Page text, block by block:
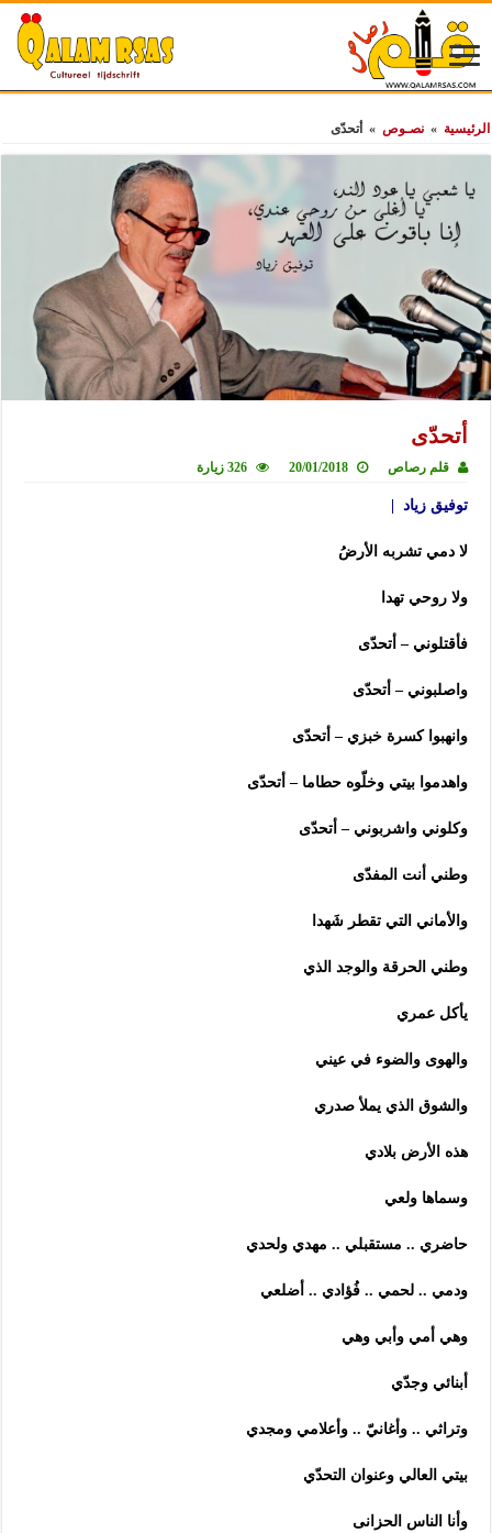
الرئيسية » نصـوص » أتحدّى
أتحدّى
قلم رصاص 20/01/2018 326 زيارة
توفيق زياد |
لا دمي تشربه الأرضُ
ولا روحي تهدا
فأقتلوني – أتحدّى
واصلبوني – أتحدّى
وانهبوا كسرة خبزي – أتحدّى
واهدموا بيتي وخلّوه حطاما – أتحدّى
وكلوني واشربوني – أتحدّى
وطني أنت المفدّى
والأماني التي تقطر شَهدا
وطني الحرقة والوجد الذي
يأكل عمري
والهوى والضوء في عيني
والشوق الذي يملأ صدري
هذه الأرض بلادي
وسماها ولعي
حاضري .. مستقبلي .. مهدي ولحدي
ودمي .. لحمي .. فُؤادي .. أضلعي
وهي أمي وأبي وهي
أبنائي وجدّي
وتراثي .. وأغانيّ .. وأعلامي ومجدي
بيتي العالي وعنوان التحدّي
وأنا الناس الحزانى